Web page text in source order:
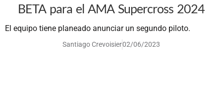
BETA para el AMA Supercross 2024
El equipo tiene planeado anunciar un segundo piloto.
Santiago Crevoisier02/06/2023